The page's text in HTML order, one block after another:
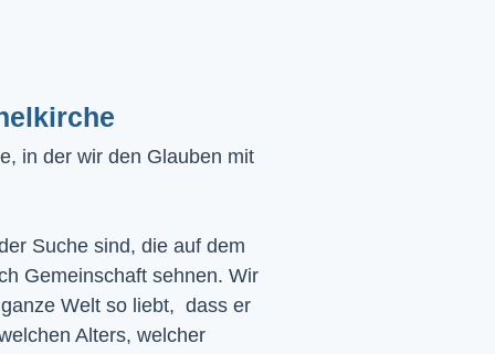
in der wir den Glauben mit
Suche sind, die auf dem
Gemeinschaft sehnen. Wir
Welt so liebt, dass er
Alters, welcher